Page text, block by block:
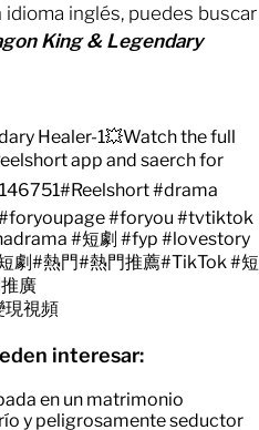
inglés, puedes buscar
King & Legendary
Healer-1💥Watch the full
app and saerch for
#Reelshort#drama
#foryou #tvtiktok
#短劇 #fyp #lovestory
劇#熱門#熱門推薦#TikTok#短
廣
現視頻
interesar:
en un matrimonio
y peligrosamente seductor